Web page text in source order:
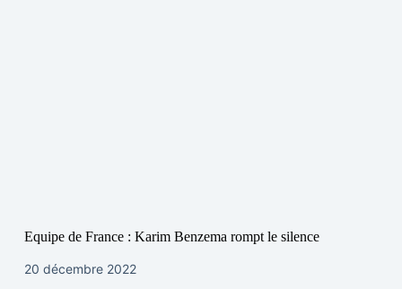
Equipe de France : Karim Benzema rompt le silence
20 décembre 2022